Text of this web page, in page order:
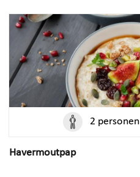
2 personen
Havermoutpap